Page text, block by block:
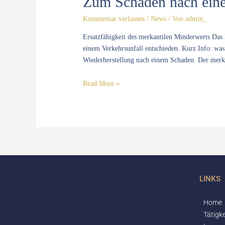
Kommentar verfassen /News / Vonadmin_
Ersatzfähigkeit des merkantilen Minderwerts
einem Verkehrsunfall entschieden. Kurz Info:
Wiederherstellung nach einem Schaden. Der
Autounfall
trotz
Reparatur
Read More »
LINKS
Home